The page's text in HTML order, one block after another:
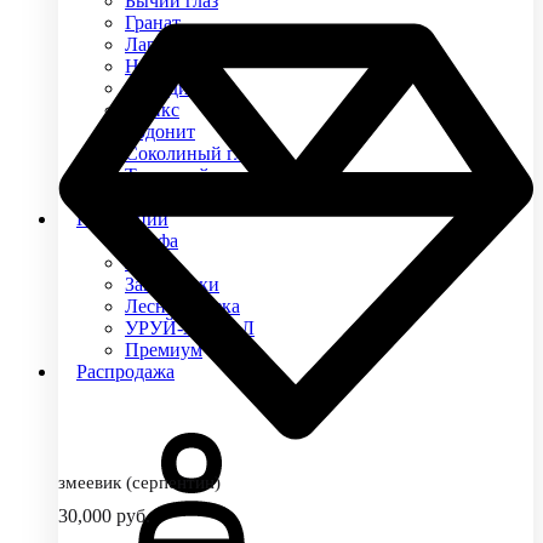
Гранат
Ларвикит
Нефрит
Обсидиан
Оникс
Родонит
Соколиный глаз
Тигровый глаз
Коллекции
Альфа
Защитники
Лесная сказка
УРУЙ-АЙХАЛ
Премиум
Распродажа
змеевик (серпентин)
30,000 руб.